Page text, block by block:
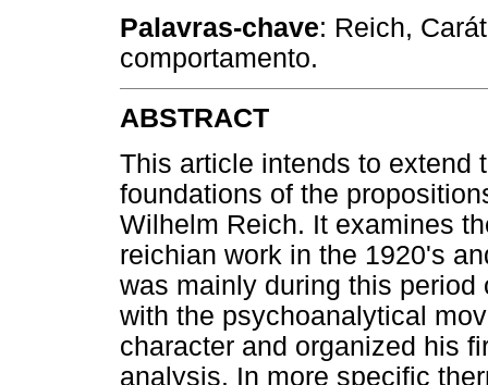
Palavras-chave: Reich,
comportamento.
ABSTRACT
This article intends to extend
foundations of the
Wilhelm Reich. It examines
reichian work in the 1920's
was mainly during this period
with the psychoanalytical
character and organized his
analysis. In more specific